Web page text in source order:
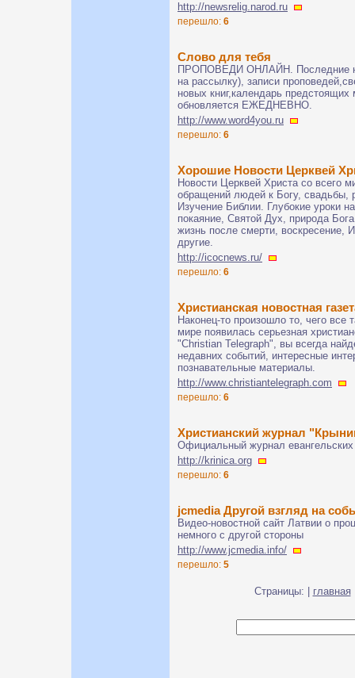
http://newsrelig.narod.ru
перешло: 6
Слово для тебя
ПРОПОВЕДИ ОНЛАЙН. Последние
на рассылку), записи
новых книг,календарь
обновляется ЕЖЕДНЕВНО.
http://www.word4you.ru
перешло: 6
Хорошие Новости Церквей
Новости Церквей Христа со всего
обращений людей к Богу, свадьбы,
Изучение Библии. Глубокие уроки
покаяние, Святой Дух, природа
жизнь после смерти, воскресение,
другие.
http://icocnews.ru/
перешло: 6
Христианская новостная
Наконец-то произошло то, чего все
мире появилась серьезная
"Christian Telegraph", вы всегда
недавних событий, интересные
познавательные материалы.
http://www.christiantelegraph.com
перешло: 6
Христианский журнал
Официальный журнал
http://krinica.org
перешло: 6
jcmedia Другой взгляд на
Видео-новостной сайт Латвии о
немного с другой стороны
http://www.jcmedia.info/
перешло: 5
Страницы: | главная